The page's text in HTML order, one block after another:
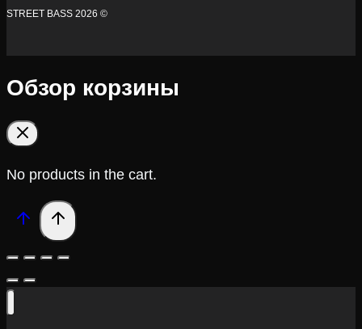
STREET BASS 2026 ©
Обзор корзины
No products in the cart.